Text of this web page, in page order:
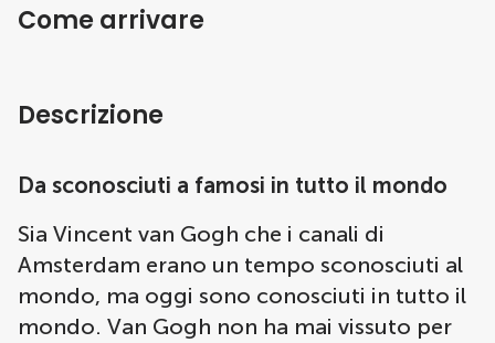
Come arrivare
Descrizione
Da sconosciuti a famosi in tutto il mondo
Sia Vincent van Gogh che i canali di
Amsterdam erano un tempo sconosciuti al
mondo, ma oggi sono conosciuti in tutto il
mondo. Van Gogh non ha mai vissuto per